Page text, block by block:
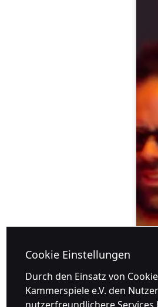
Cookie Einstellungen
Durch den Einsatz von
Kammerspiele e.V. den